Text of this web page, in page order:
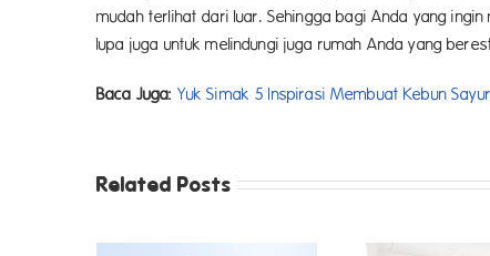
mudah terlihat dari luar. Sehingga bagi Anda yang
lupa juga untuk melindungi juga rumah Anda yang
Baca Juga: Yuk Simak 5 Inspirasi Membuat Kebun
Related Posts